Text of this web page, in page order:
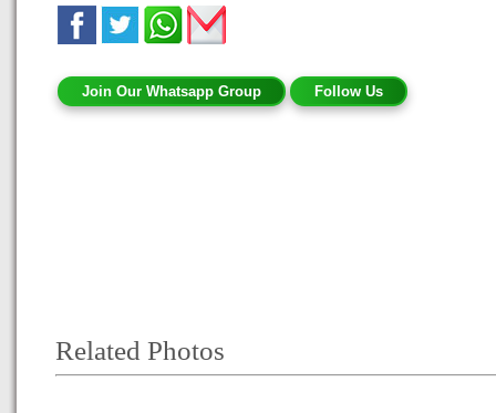
Join Our Whatsapp Group Follow Us
Related Photos